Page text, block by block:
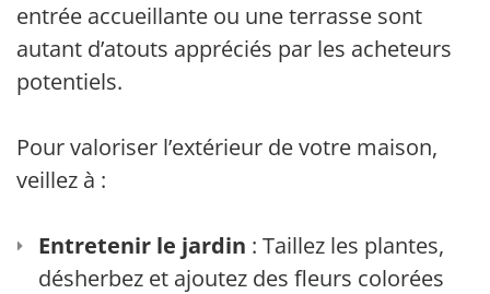
entrée accueillante ou une terrasse sont
autant d’atouts appréciés par les acheteurs
potentiels.
Pour valoriser l’extérieur de votre maison,
veillez à :
Entretenir le jardin : Taillez les plantes,
désherbez et ajoutez des fleurs colorées